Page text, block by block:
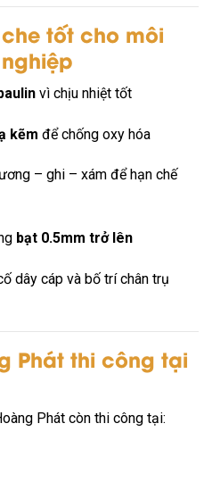
tốt cho môi
vì chịu nhiệt tốt
kẽm để chống oxy hóa
– ghi – xám để hạn chế
bạt 0.5mm trở lên
dây cáp và bố trí chân trụ
Phát thi công tại
Phát còn thi công tại: